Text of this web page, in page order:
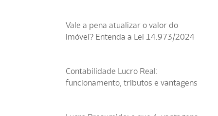
Vale a pena atualizar o valor do
imóvel? Entenda a Lei 14.973/2024
Contabilidade Lucro Real:
funcionamento, tributos e vantagens